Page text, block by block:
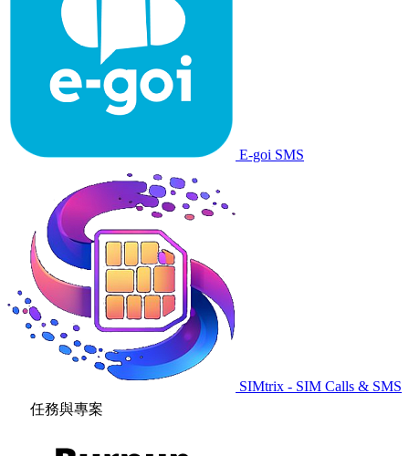
E-goi SMS
SIMtrix - SIM Calls & SMS
任務與專案